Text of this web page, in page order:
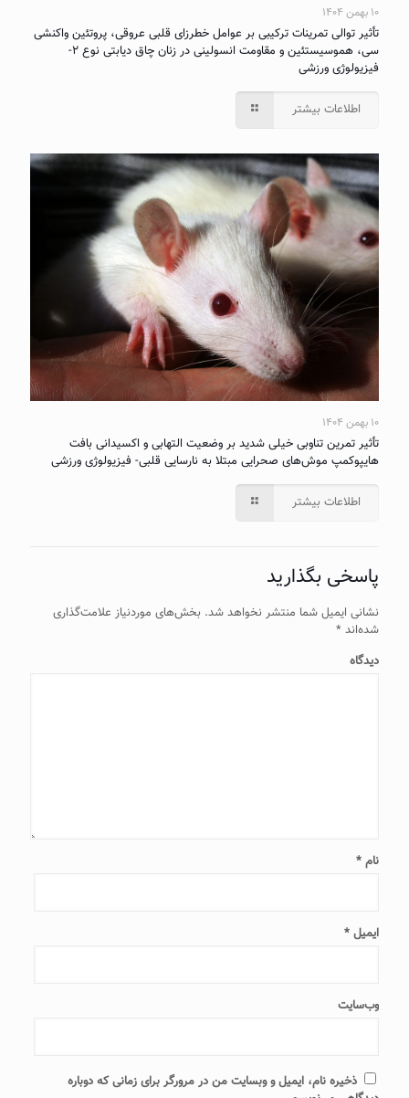
۱۰ بهمن ۱۴۰۴
تأثیر توالی تمرینات ترکیبی بر عوامل خطرزای قلبی عروقی، پروتئین واکنشی
سی، هموسیستئین و مقاومت انسولینی در زنان چاق دیابتی نوع ۲-
فیزیولوژی ورزشی
اطلاعات بیشتر
۱۰ بهمن ۱۴۰۴
تأثیر تمرین تناوبی خیلی شدید بر وضعیت التهابی و اکسیدانی بافت
هایپوکمپ موش‌های صحرایی مبتلا به نارسایی قلبی- فیزیولوژی ورزشی
اطلاعات بیشتر
پاسخی بگذارید
نشانی ایمیل شما منتشر نخواهد شد. بخش‌های موردنیاز علامت‌گذاری
شده‌اند *
دیدگاه
نام *
ایمیل *
وب‌سایت
ذخیره نام، ایمیل و وبسایت من در مرورگر برای زمانی که دوباره